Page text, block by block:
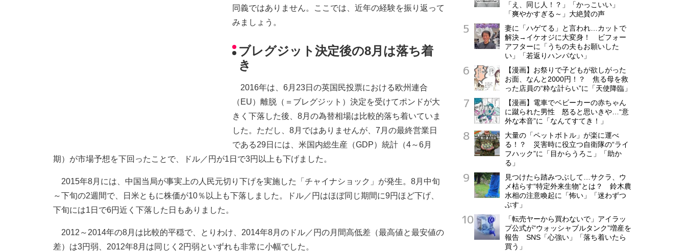
同義ではありません。ここでは、近年の経験を振り返って
みましょう。
ブレグジット決定後の8月は落ち着
き
2016年は、6月23日の英国民投票における欧州連合
（EU）離脱（＝ブレグジット）決定を受けてポンドが大
きく下落した後、8月の為替相場は比較的落ち着いていま
した。ただし、8月ではありませんが、7月の最終営業日
である29日には、米国内総生産（GDP）統計（4～6月
期）が市場予想を下回ったことで、ドル／円が1日で3円以上も下げました。
2015年8月には、中国当局が事実上の人民元切り下げを実施した「チャイナショック」が発生。8月中旬
～下旬の2週間で、日米ともに株価が10％以上も下落しました。ドル／円はほぼ同じ期間に9円ほど下げ、
下旬には1日で6円近く下落した日もありました。
2012～2014年の8月は比較的平穏で、とりわけ、2014年8月のドル／円の月間高低差（最高値と最安値の
差）は3円弱、2012年8月は同じく2円弱といずれも非常に小幅でした。
「え、同じ人！？」「かっこいい」
「爽やかすぎる～」大絶賛の声
妻に「ハゲてる」と言われ…カットで
解決→イケオジに大変身！ ビフォー
アフターに「うちの夫もお願いした
い」「若返りハンパない」
【漫画】お祭りで子どもが欲しがった
お面、なんと2000円！？ 焦る母を救
った店員の“粋な計らい”に「天使降臨」
【漫画】電車でベビーカーの赤ちゃん
に蹴られた男性 怒ると思いきや…“意
外な本音”に「なんてすてき！」
大量の「ペットボトル」が楽に運べ
る！？ 災害時に役立つ自衛隊の“ライ
フハック”に「目からうろこ」「助か
る」
見つけたら踏みつぶして…サクラ、ウ
メ枯らす“特定外来生物”とは？ 鈴木農
水相の注意喚起に「怖い」「迷わずつ
ぶす」
「転売ヤーから買わないで」アイラッ
プ公式が“ウォッシャブルタンク”増産を
報告 SNS「心強い」「落ち着いたら
買う」